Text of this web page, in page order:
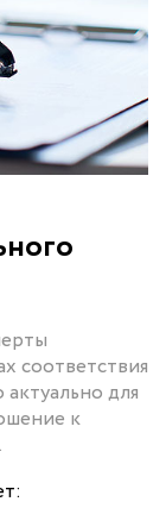
соответствия
для
к